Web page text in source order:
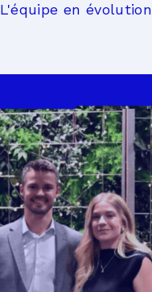
L'équipe en évolution